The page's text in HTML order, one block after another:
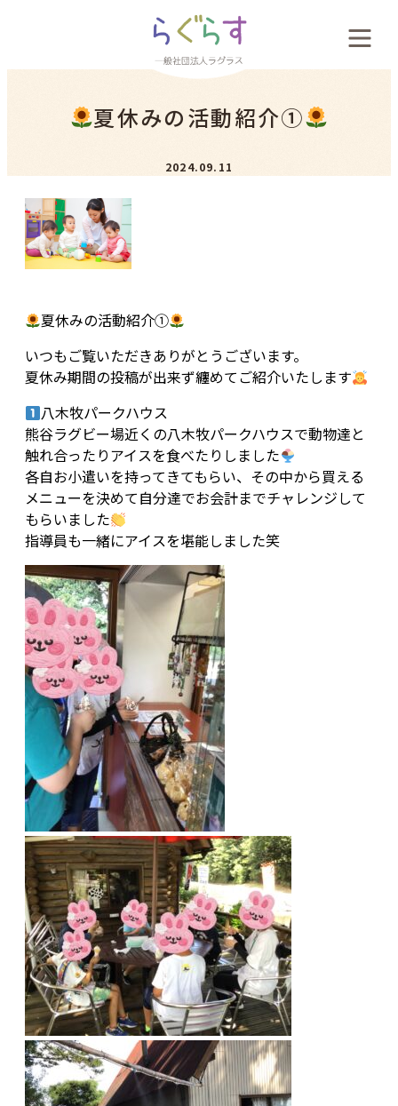
料金案内
新着情報
採用案内
お問い合わせ
夏休みの活動紹介①
2024.09.11
夏休みの活動紹介①
いつもご覧いただきありがとうございます。
夏休み期間の投稿が出来ず纏めてご紹介いたします
八木牧パークハウス
熊谷ラグビー場近くの八木牧パークハウスで動物達と
触れ合ったりアイスを食べたりしました
各自お小遣いを持ってきてもらい、その中から買える
メニューを決めて自分達でお会計までチャレンジして
もらいました
指導員も一緒にアイスを堪能しました笑